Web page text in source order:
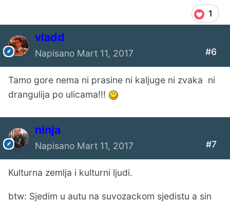
1
vladd
Napisano Mart 11, 2017 #6
Tamo gore nema ni prasine ni kaljuge ni zvaka ni
drangulija po ulicama!!!
ninja
Napisano Mart 11, 2017 #7
Kulturna zemlja i kulturni ljudi.
btw: Sjedim u autu na suvozackom sjedistu a sin